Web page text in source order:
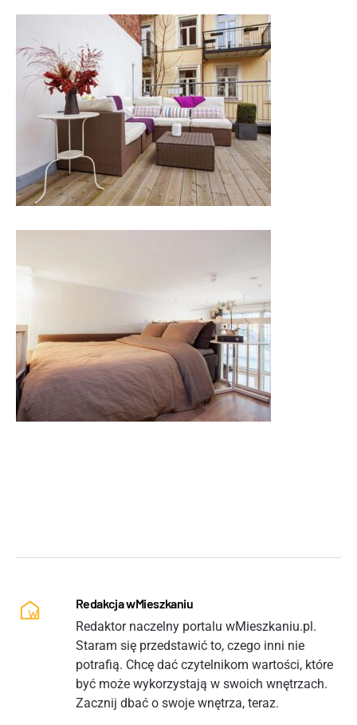
Redakcja wMieszkaniu
Redaktor naczelny portalu wMieszkaniu.pl.
Staram się przedstawić to, czego inni nie
potrafią. Chcę dać czytelnikom wartości, które
być może wykorzystają w swoich wnętrzach.
Zacznij dbać o swoje wnętrza, teraz.